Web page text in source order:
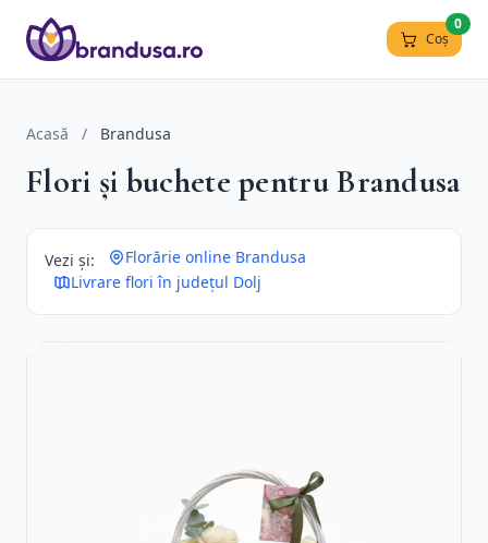
Coș
0
Acasă / Brandusa
Flori și buchete pentru Brandusa
Vezi și:
Florărie online Brandusa
Livrare flori în județul Dolj